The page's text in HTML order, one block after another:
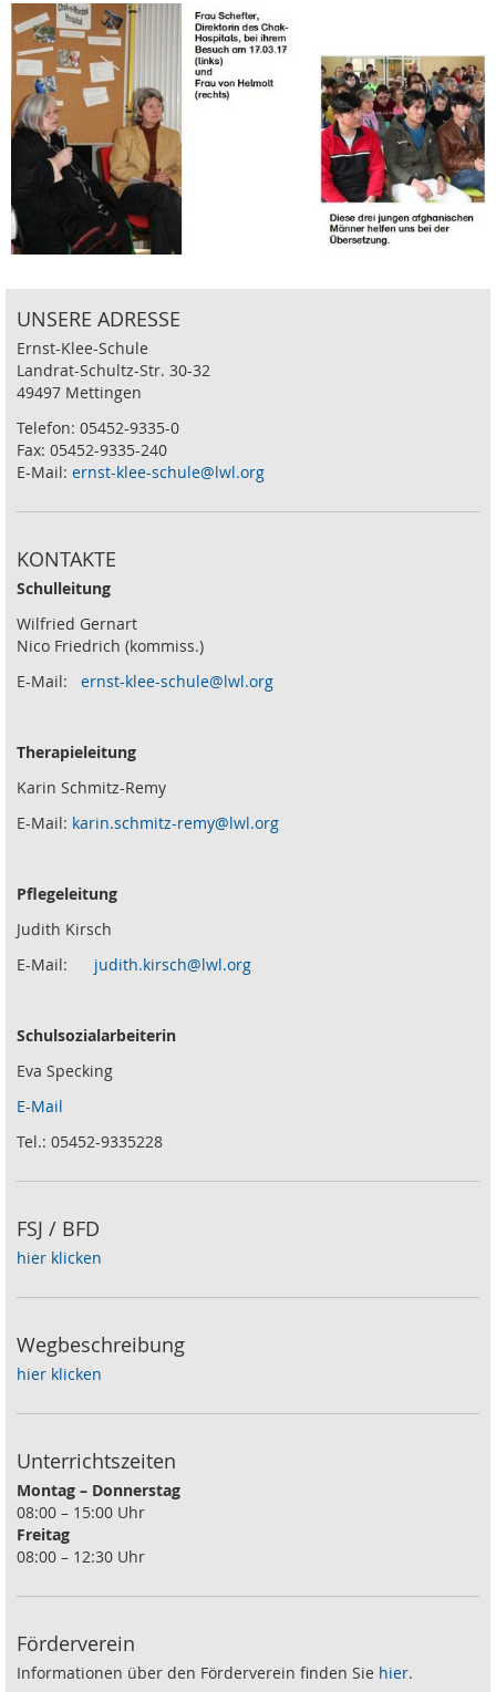
UNSERE ADRESSE
Ernst-Klee-Schule
Landrat-Schultz-Str. 30-32
49497 Mettingen
Telefon: 05452-9335-0
Fax: 05452-9335-240
E-Mail: ernst-klee-schule@lwl.org
KONTAKTE
Schulleitung
Wilfried Gernart
Nico Friedrich (kommiss.)
E-Mail: ernst-klee-schule@lwl.org
Therapieleitung
Karin Schmitz-Remy
E-Mail: karin.schmitz-remy@lwl.org
Pflegeleitung
Judith Kirsch
E-Mail: judith.kirsch@lwl.org
Schulsozialarbeiterin
Eva Specking
E-Mail
Tel.: 05452-9335228
FSJ / BFD
hier klicken
Wegbeschreibung
hier klicken
Unterrichtszeiten
Montag – Donnerstag
08:00 – 15:00 Uhr
Freitag
08:00 – 12:30 Uhr
Förderverein
Informationen über den Förderverein finden Sie hier.